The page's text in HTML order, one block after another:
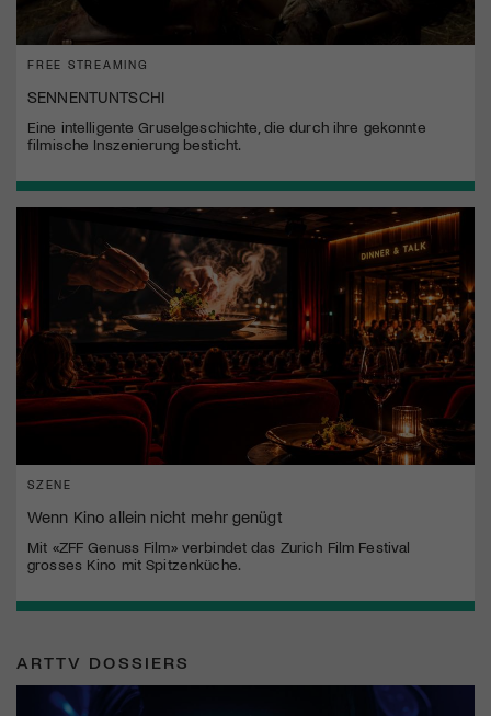
FREE STREAMING
SENNENTUNTSCHI
Eine intelligente Gruselgeschichte, die durch ihre gekonnte
filmische Inszenierung besticht.
SZENE
Wenn Kino allein nicht mehr genügt
Mit «ZFF Genuss Film» verbindet das Zurich Film Festival
grosses Kino mit Spitzenküche.
ARTTV DOSSIERS